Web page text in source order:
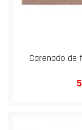
Carenado de